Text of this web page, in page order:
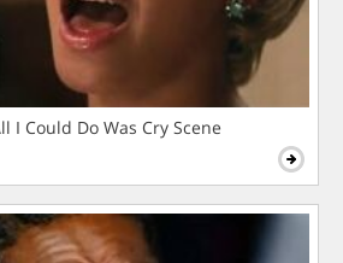
I Could Do Was Cry Scene